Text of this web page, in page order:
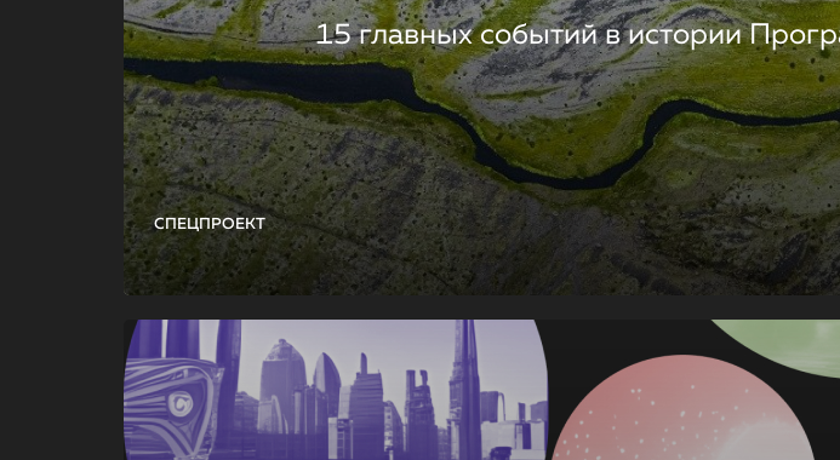
СПЕЦПРОЕКТ
15 главных событий в истории